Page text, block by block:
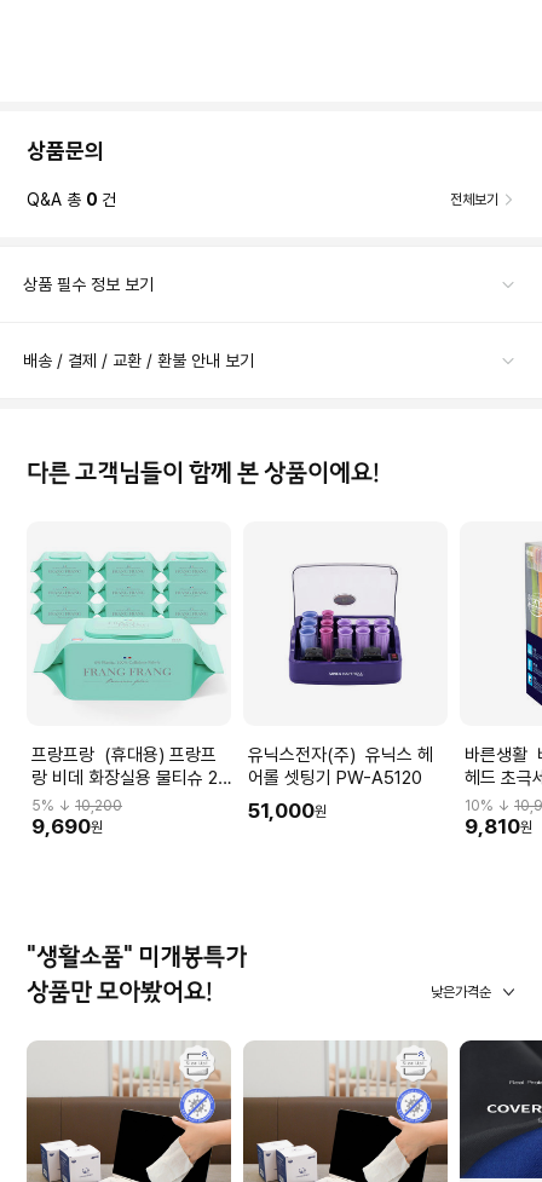
상품문의
Q&A 총 0 건 전체보기
상품 필수 정보 보기
배송 / 결제 / 교환 / 환불 안내 보기
다른 고객님들이 함께 본 상품이에요!
프랑프랑 (휴대용) 프랑프
랑 비데 화장실용 물티슈 20
매x12팩
5% ↓ 10,200
9,690원
유닉스전자(주) 유닉스 헤
어롤 셋팅기 PW-A5120
51,000원
바른생활 바른생활 콤팩트
헤드 초극
10% ↓
9,810원
"생활소품" 미개봉특가
상품만 모아봤어요!
낮은가격순